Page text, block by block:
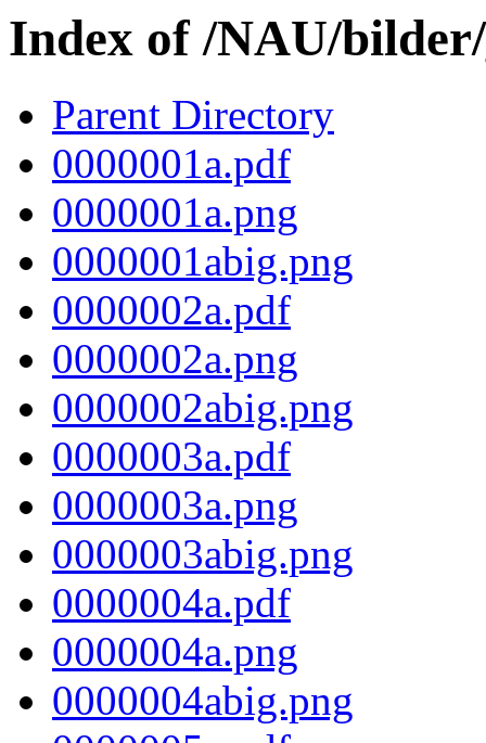
Index of /NAU/
Parent Directory
0000001a.pdf
0000001a.png
0000001abig.png
0000002a.pdf
0000002a.png
0000002abig.png
0000003a.pdf
0000003a.png
0000003abig.png
0000004a.pdf
0000004a.png
0000004abig.png